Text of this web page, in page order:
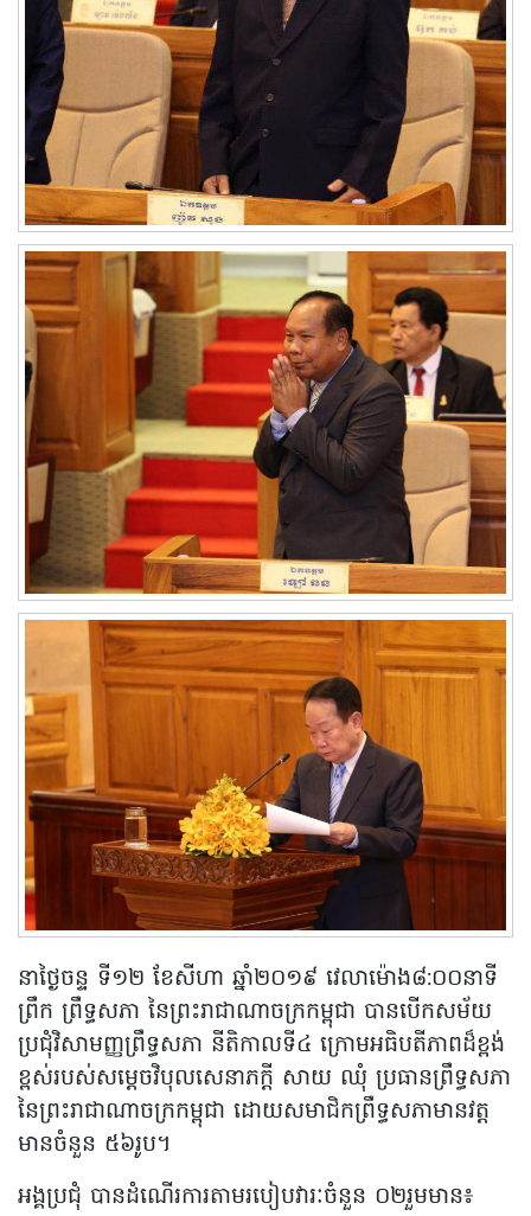
នាថ្ងៃចន្ទ ទី១២ ខែសីហា ឆ្នាំ២០១៩ វេលាម៉ោង៨:០០នាទី
ព្រឹក ព្រឹទ្ធសភា នៃព្រះរាជាណាចក្រកម្ពុជា បានបើកសម័យ
ប្រជុំវិសាមញ្ញព្រឹទ្ធសភា នីតិកាលទី៤ ក្រោមអធិប​តី​ភាព​​ដ៏ខ្ពង់​
ខ្ពស់​របស់សម្តេចវិបុលសេនាភក្តី សាយ ឈុំ ប្រធានព្រឹទ្ធសភា
នៃព្រះរាជាណាចក្រកម្ពុជា ដោយសមាជិកព្រឹទ្ធសភាមានវត្ត
មានចំនួន ៥៦រូប។
អង្គប្រជុំ បានដំណើរការតាមរបៀបវារៈចំនួន ០២រួមមាន៖